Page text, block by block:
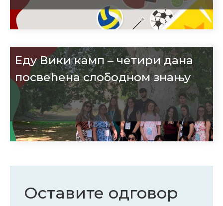
Еду Вики камп – четири дана
посвећена слободном знању
Оставите одговор